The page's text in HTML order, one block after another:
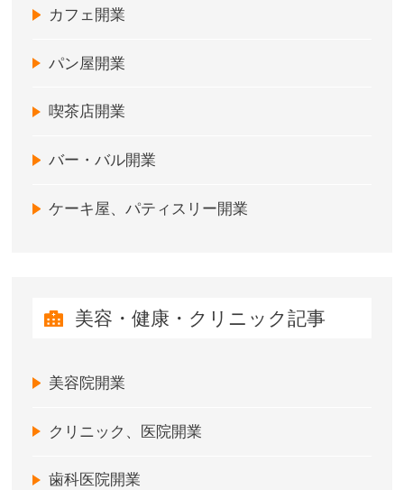
カフェ開業
パン屋開業
喫茶店開業
バー・バル開業
ケーキ屋、パティスリー開業
美容・健康・クリニック記事
美容院開業
クリニック、医院開業
歯科医院開業